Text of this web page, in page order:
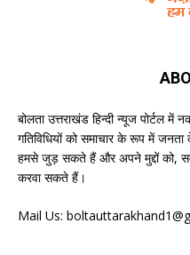
बोलता उत्तराखंड हिन्दी न्यूज पोर्टल में
गतिविधियों को समाचार के रूप में
हमसे जुड़ सकते हैं और अपने मुद्दों को,
करवा सकते हैं।
Mail Us: